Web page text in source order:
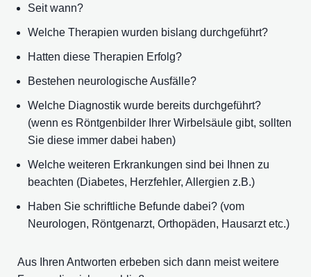
Seit wann?
Welche Therapien wurden bislang durchgeführt?
Hatten diese Therapien Erfolg?
Bestehen neurologische Ausfälle?
Welche Diagnostik wurde bereits durchgeführt?
(wenn es Röntgenbilder Ihrer Wirbelsäule gibt, sollten
Sie diese immer dabei haben)
Welche weiteren Erkrankungen sind bei Ihnen zu
beachten (Diabetes, Herzfehler, Allergien z.B.)
Haben Sie schriftliche Befunde dabei? (vom
Neurologen, Röntgenarzt, Orthopäden, Hausarzt etc.)
Aus Ihren Antworten erbeben sich dann meist weitere